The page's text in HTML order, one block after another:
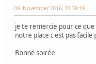
09. November 2016, 20:38:19
je te remercie pour ce que
notre place c est pas facile
Bonne soirée